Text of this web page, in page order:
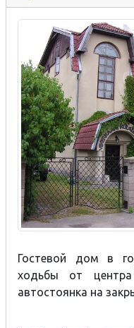
Гостевой дом в
ходьбы от
автостоянка на